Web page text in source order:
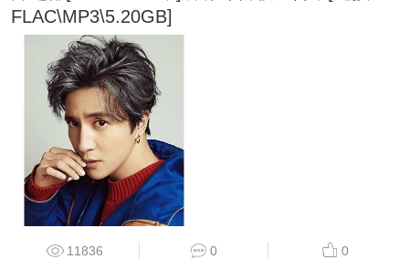
FLAC\MP3\5.20GB]
11836 0 0